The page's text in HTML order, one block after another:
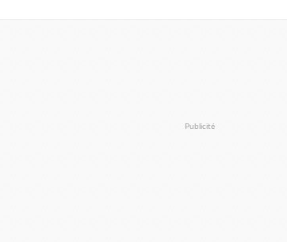
Publicité